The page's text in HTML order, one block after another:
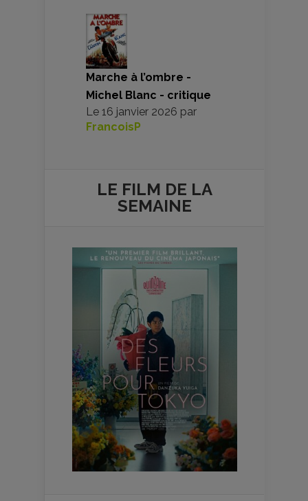
Marche à l’ombre -
Michel Blanc - critique
Le 16 janvier 2026 par
FrancoisP
LE FILM DE LA
SEMAINE